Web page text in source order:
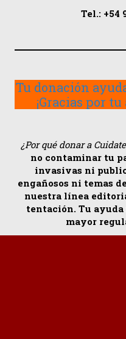
Tel.: +54
Tu donación
¡Gracias por
¿Por qué donar a
no contaminar tu
invasivas ni
engañosos ni temas
nuestra línea
tentación. Tu
mayor